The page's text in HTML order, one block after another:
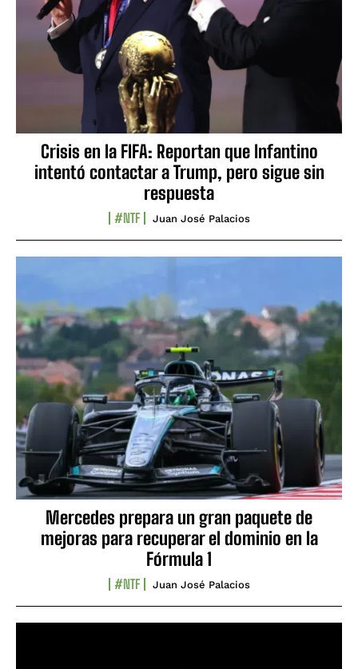
Crisis en la FIFA: Reportan que Infantino
intentó contactar a Trump, pero sigue sin
respuesta
#NTF Juan José Palacios
Mercedes prepara un gran paquete de
mejoras para recuperar el dominio en la
Fórmula 1
#NTF Juan José Palacios